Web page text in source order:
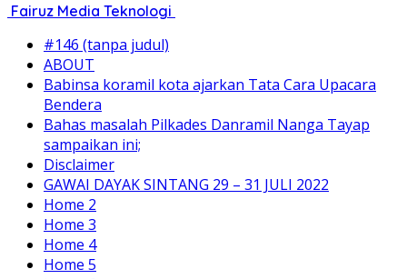
Fairuz Media Teknologi
#146 (tanpa judul)
ABOUT
Babinsa koramil kota ajarkan Tata Cara Upacara
Bendera
Bahas masalah Pilkades Danramil Nanga Tayap
sampaikan ini;
Disclaimer
GAWAI DAYAK SINTANG 29 – 31 JULI 2022
Home 2
Home 3
Home 4
Home 5